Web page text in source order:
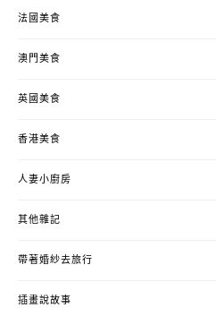
法國美食
澳門美食
英國美食
香港美食
人妻小廚房
其他雜記
帶著婚紗去旅行
插畫說故事